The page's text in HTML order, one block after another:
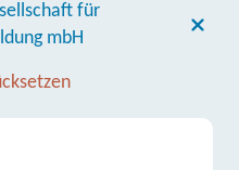
für
mbH